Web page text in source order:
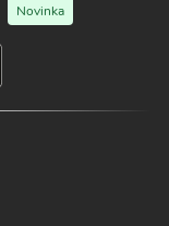
Novinka